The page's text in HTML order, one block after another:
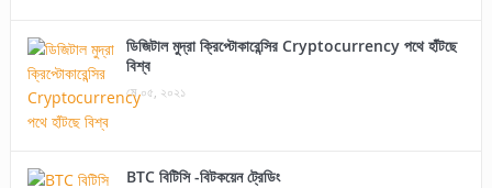
ডিজিটাল মুদ্রা ক্রিপ্টোকারেন্সির Cryptocurrency পথে হাঁটছে
বিশ্ব
মে ০৫, ২০২১
BTC বিটিসি -বিটকয়েন ট্রেডিং